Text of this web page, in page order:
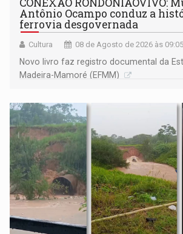
Antônio Ocampo conduz a
ferrovia desgovernada
Cultura 08 de Agosto de 2026 às 09:05
Novo livro faz registro documental da
Madeira-Mamoré (EFMM)